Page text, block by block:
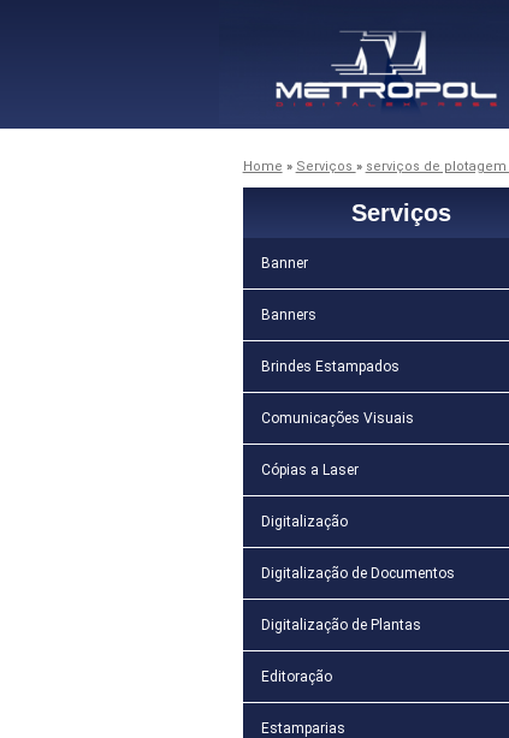
Home » Serviços » serviços de plotagem
Serviços
Banner
Banners
Brindes Estampados
Comunicações Visuais
Cópias a Laser
Digitalização
Digitalização de Documentos
Digitalização de Plantas
Editoração
Estamparias